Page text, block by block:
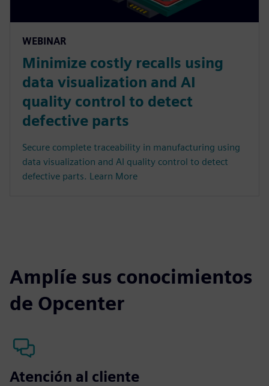
WEBINAR
Minimize costly recalls using
data visualization and AI
quality control to detect
defective parts
Secure complete traceability in manufacturing using
data visualization and AI quality control to detect
defective parts. Learn More
Amplíe sus conocimientos
de Opcenter
Atención al cliente